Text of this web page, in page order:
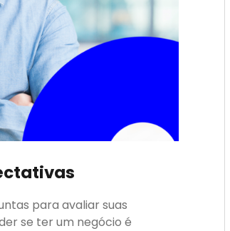
para avaliar suas
se ter um negócio é